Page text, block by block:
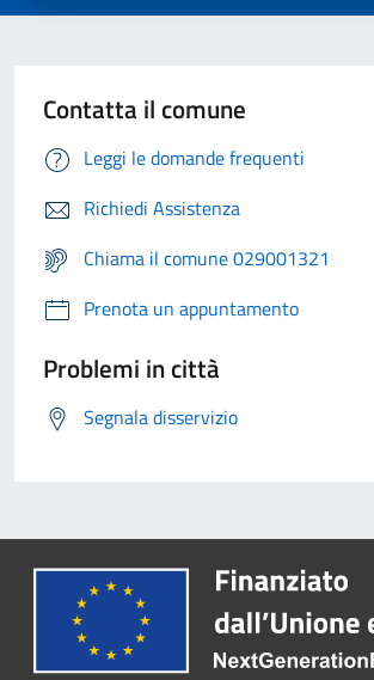
Contatta il comune
Leggi le domande frequenti
Richiedi Assistenza
Chiama il comune 029001321
Prenota un appuntamento
Problemi in città
Segnala disservizio